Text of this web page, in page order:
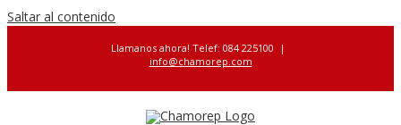
Saltar al contenido
Llamanos ahora! Telef: 084 225100
|
info@chamorep.com